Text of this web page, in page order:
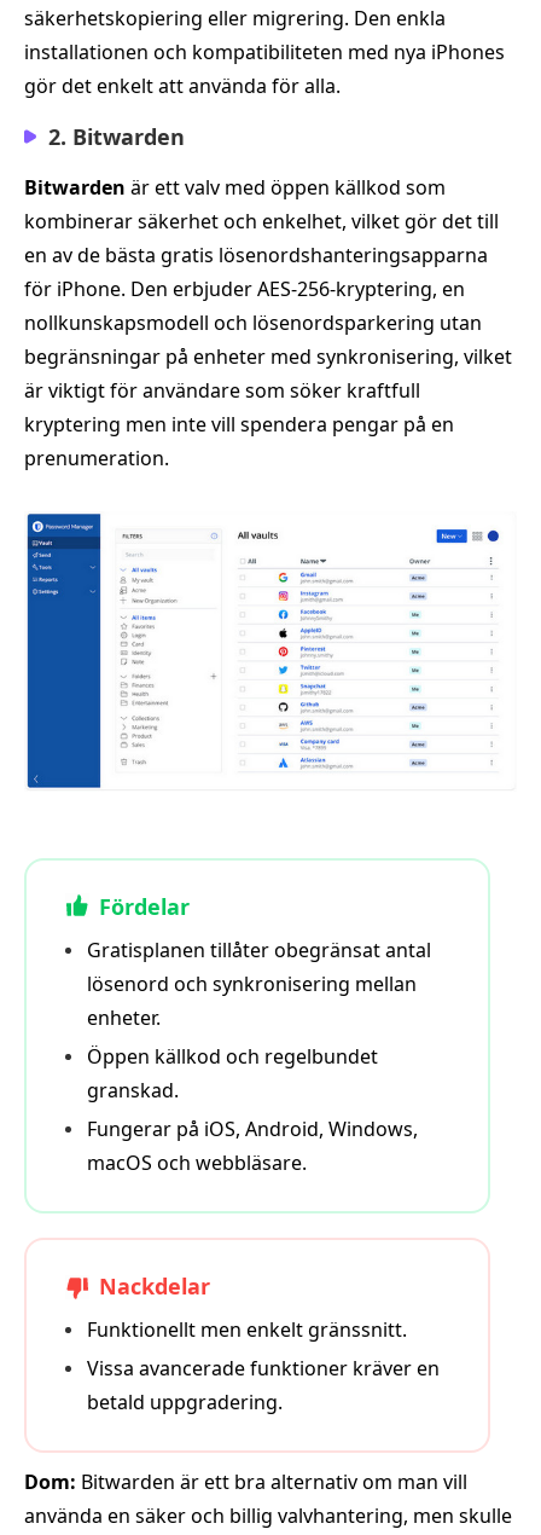
säkerhetskopiering eller migrering. Den enkla
installationen och kompatibiliteten med nya iPhones
gör det enkelt att använda för alla.
2. Bitwarden
Bitwarden är ett valv med öppen källkod som
kombinerar säkerhet och enkelhet, vilket gör det till
en av de bästa gratis lösenordshanteringsapparna
för iPhone. Den erbjuder AES-256-kryptering, en
nollkunskapsmodell och lösenordsparkering utan
begränsningar på enheter med synkronisering, vilket
är viktigt för användare som söker kraftfull
kryptering men inte vill spendera pengar på en
prenumeration.
Fördelar
Gratisplanen tillåter obegränsat antal
lösenord och synkronisering mellan
enheter.
Öppen källkod och regelbundet
granskad.
Fungerar på iOS, Android, Windows,
macOS och webbläsare.
Nackdelar
Funktionellt men enkelt gränssnitt.
Vissa avancerade funktioner kräver en
betald uppgradering.
Dom: Bitwarden är ett bra alternativ om man vill
använda en säker och billig valvhantering, men skulle